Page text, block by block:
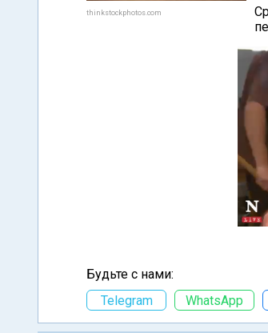
thinkstockphotos.com
Будьте с нами:
Telegram
WhatsApp